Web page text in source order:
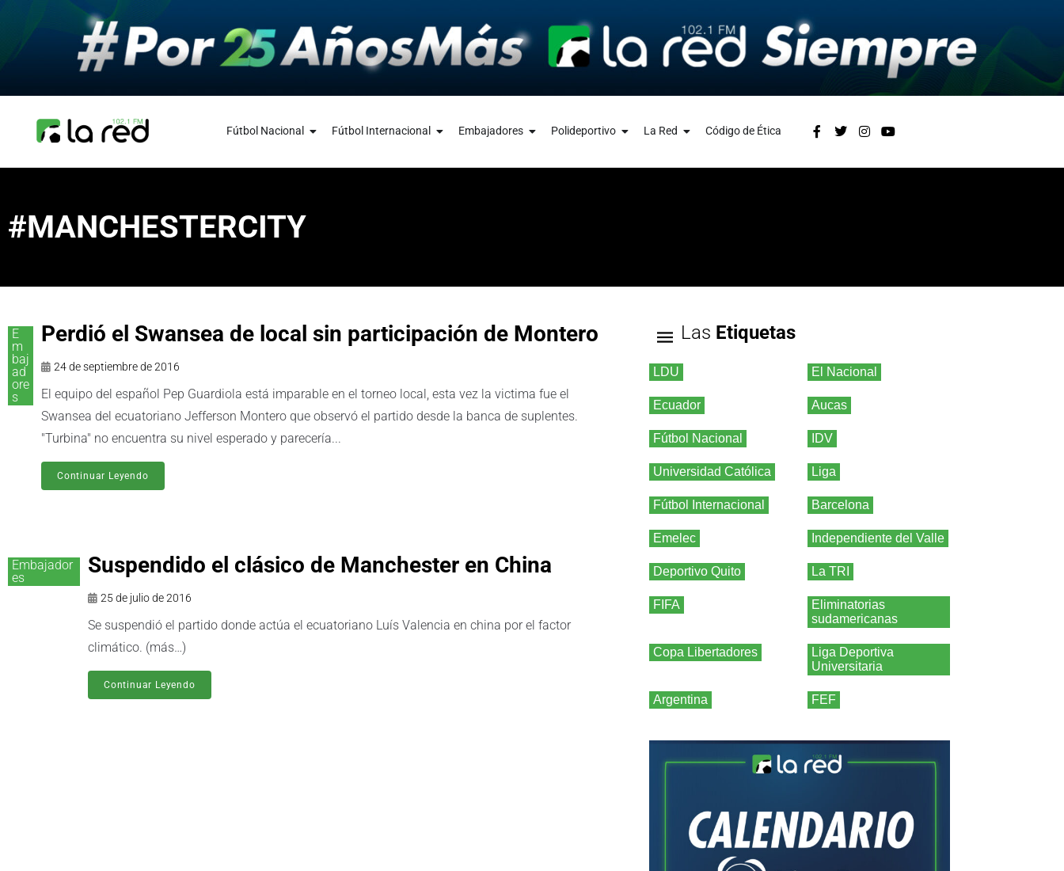
Fútbol Nacional Fútbol Internacional Embajadores Polideportivo La Red Código de Ética
#MANCHESTERCITY
E
m
baj
ad
ore
s
Perdió el Swansea de local sin participación de Montero
24 de septiembre de 2016
El equipo del español Pep Guardiola está imparable en el torneo local, esta vez la victima fue el
Swansea del ecuatoriano Jefferson Montero que observó el partido desde la banca de suplentes.
"Turbina" no encuentra su nivel esperado y parecería...
Continuar Leyendo
Embajador
es
Suspendido el clásico de Manchester en China
25 de julio de 2016
Se suspendió el partido donde actúa el ecuatoriano Luís Valencia en china por el factor
climático. (más…)
Continuar Leyendo
Las Etiquetas
LDU El Nacional
Ecuador Aucas
Fútbol Nacional IDV
Universidad Católica Liga
Fútbol Internacional Barcelona
Emelec Independiente del Valle
Deportivo Quito La TRI
FIFA
Eliminatorias
sudamericanas
Copa Libertadores
Liga Deportiva
Universitaria
Argentina FEF